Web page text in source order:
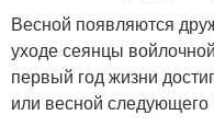
Весной появляются
уходе сеянцы
первый год жизни
или весной